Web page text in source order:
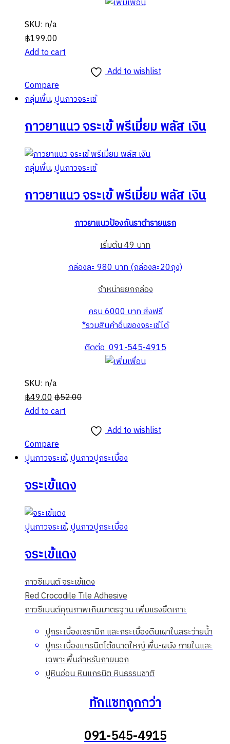
SKU: n/a
฿199.00
Add to cart
Add to wishlist
Compare
กลุ่มพื้น,ปูนกาวจระเข้
กาวยาแนว จระเข้ พรีเมี่ยม พลัส เงิน
กลุ่มพื้น,ปูนกาวจระเข้
กาวยาแนว จระเข้ พรีเมี่ยม พลัส เงิน
กาวยาแนวป้องกันราดำรายแรก
เริ่มต้น 49 บาท
กล่องละ 980 บาท (กล่องละ20ถุง)
จำหน่ายยกกล่อง
ครบ 6000 บาท ส่งฟรี
*รวมสินค้าอื่นของจระเข้ได้
ติดต่อ 091-545-4915
SKU: n/a
฿49.00฿52.00
Add to cart
Add to wishlist
Compare
ปูนกาวจระเข้,ปูนกาวปูกระเบื้อง
จระเข้แดง
ปูนกาวจระเข้,ปูนกาวปูกระเบื้อง
จระเข้แดง
กาวซีเมนต์ จระเข้แดง
Red Crocodile Tile Adhesive
กาวซีเมนต์คุณภาพเกินมาตรฐาน เพิ่มแรงยึดเกาะ
ปูกระเบื้องเซรามิก และกระเบื้องดินเผาในสระว่ายน้ำ
ปูกระเบื้องแกรนิตโต้ขนาดใหญ่ พื้น-ผนัง ภายในและ
เฉพาะพื้นสำหรับภายนอก
ปูหินอ่อน หินแกรนิต หินธรรมชาติ
ทักแซทถูกกว่า
091-545-4915